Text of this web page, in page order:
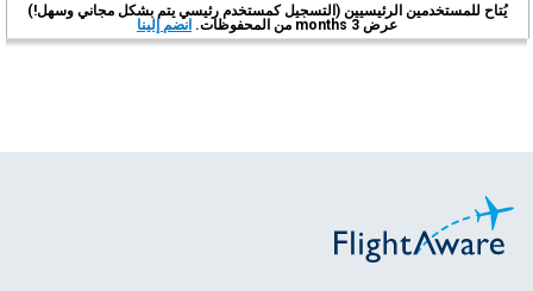
يُتاح للمستخدمين الرئيسيين (التسجيل كمستخدم رئيسي يتم بشكل مجاني وسهل!)
عرض 3 months من المحفوظات.
انضم إلينا